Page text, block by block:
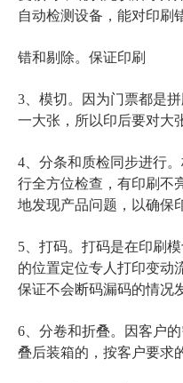
自动检测设备，能对印刷
错和剔除。保证印刷
3、模切。因为门票都是
一大张，所以印后要对大
4、分条和质检同步进行
行全方位检查，有印刷不
地发现产品问题，以确保
5、打码。打码是在印刷
的位置定位专人打印变动
保证不会断码漏码的情况
6、分卷和折叠。因客户
叠后装箱的，按客户要求